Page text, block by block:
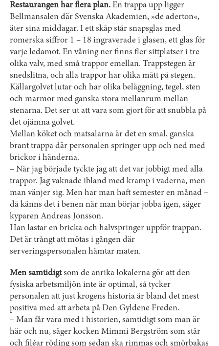
Restaurangen har flera plan. En trappa upp ligger
Bellmansalen där Svenska Akademien, »de aderton«,
äter sina middagar. I ett skåp står snapsglas med
romerska siffror 1 – 18 ingraverade i glasen, ett glas för
varje ledamot. En våning ner finns fler sittplatser i tre
olika valv, med små trappor emellan. Trappstegen är
snedslitna, och alla trappor har olika mått på stegen.
Källargolvet lutar och har olika beläggning, tegel, sten
och marmor med ganska stora mellanrum mellan
stenarna. Det ser ut att vara som gjort för att snubbla på
det ojämna golvet.
Mellan köket och matsalarna är det en smal, ganska
brant trappa där personalen springer upp och ned med
brickor i händerna.
– När jag började tyckte jag att det var jobbigt med alla
trappor. Jag vaknade ibland med kramp i vaderna, men
man vänjer sig. Men har man haft semester en månad –
då känns det i benen när man börjar jobba igen, säger
kyparen Andreas Jonsson.
Han lastar en bricka och halvspringer uppför trappan.
Det är trångt att mötas i gången där
serveringspersonalen hämtar maten.
Men samtidigtsom de anrika lokalerna gör att den
fysiska arbetsmiljön inte är optimal, så tycker
personalen att just krogens historia är bland det mest
positiva med att arbeta på Den Gyldene Freden.
– Man får vara med i historien, samtidigt som man är
här och nu, säger kocken Mimmi Bergström som står
och filéar röding som sedan ska rimmas och smörbakas